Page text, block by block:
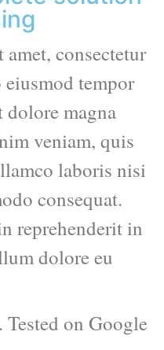
consectetur
tempor
magna
veniam, quis
laboris nisi
consequat.
reprehenderit in
dolore eu
on Google